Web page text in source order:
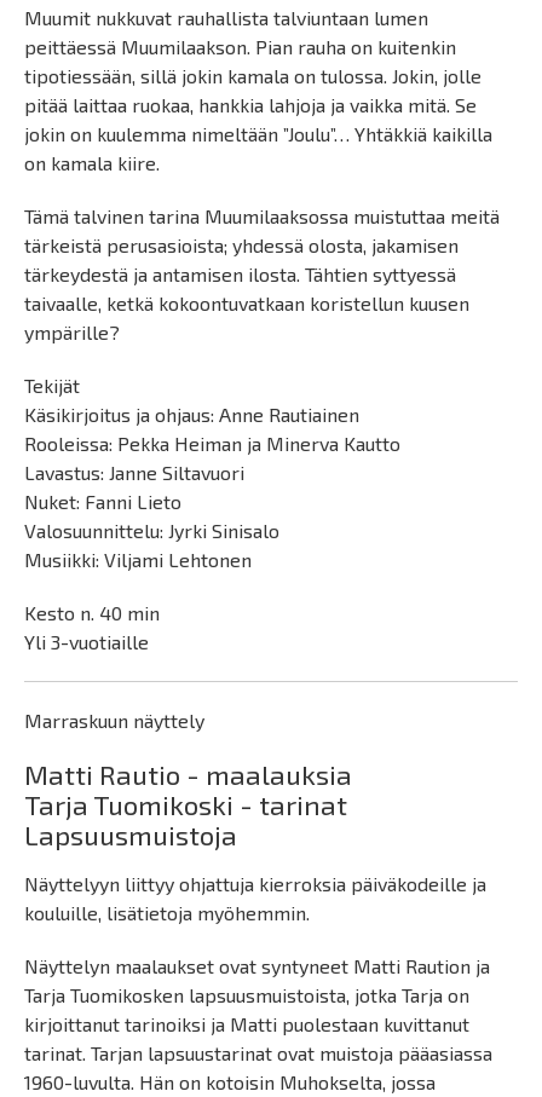
Muumit nukkuvat rauhallista talviuntaan lumen
peittäessä Muumilaakson. Pian rauha on kuitenkin
tipotiessään, sillä jokin kamala on tulossa. Jokin, jolle
pitää laittaa ruokaa, hankkia lahjoja ja vaikka mitä. Se
jokin on kuulemma nimeltään ”Joulu”… Yhtäkkiä kaikilla
on kamala kiire.
Tämä talvinen tarina Muumilaaksossa muistuttaa meitä
tärkeistä perusasioista; yhdessä olosta, jakamisen
tärkeydestä ja antamisen ilosta. Tähtien syttyessä
taivaalle, ketkä kokoontuvatkaan koristellun kuusen
ympärille?
Tekijät
Käsikirjoitus ja ohjaus: Anne Rautiainen
Rooleissa: Pekka Heiman ja Minerva Kautto
Lavastus: Janne Siltavuori
Nuket: Fanni Lieto
Valosuunnittelu: Jyrki Sinisalo
Musiikki: Viljami Lehtonen
Kesto n. 40 min
Yli 3-vuotiaille
Marraskuun näyttely
Matti Rautio - maalauksia
Tarja Tuomikoski - tarinat
Lapsuusmuistoja
Näyttelyyn liittyy ohjattuja kierroksia päiväkodeille ja
kouluille, lisätietoja myöhemmin.
Näyttelyn maalaukset ovat syntyneet Matti Raution ja
Tarja Tuomikosken lapsuusmuistoista, jotka Tarja on
kirjoittanut tarinoiksi ja Matti puolestaan kuvittanut
tarinat. Tarjan lapsuustarinat ovat muistoja pääasiassa
1960-luvulta. Hän on kotoisin Muhokselta, jossa